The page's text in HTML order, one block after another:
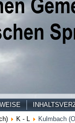
K - L Kulmbach